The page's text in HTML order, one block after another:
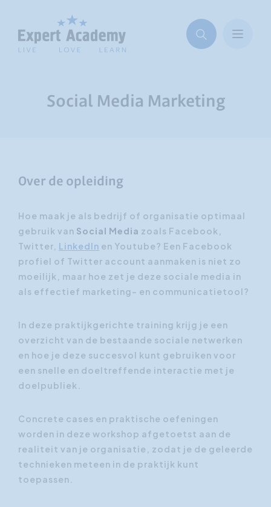
Social Media Marketing
Over de opleiding
Hoe maak je als bedrijf of organisatie optimaal
gebruik van Social Media zoals Facebook,
Twitter, LinkedIn en Youtube? Een Facebook
profiel of Twitter account aanmaken is niet zo
moeilijk, maar hoe zet je deze sociale media in
als effectief marketing- en communicatietool?
In deze praktijkgerichte training krijg je een
overzicht van de bestaande sociale netwerken
en hoe je deze succesvol kunt gebruiken voor
een snelle en doeltreffende interactie met je
doelpubliek.
Concrete cases en praktische oefeningen
worden in deze workshop afgetoetst aan de
realiteit van je organisatie, zodat je de geleerde
technieken meteen in de praktijk kunt
toepassen.